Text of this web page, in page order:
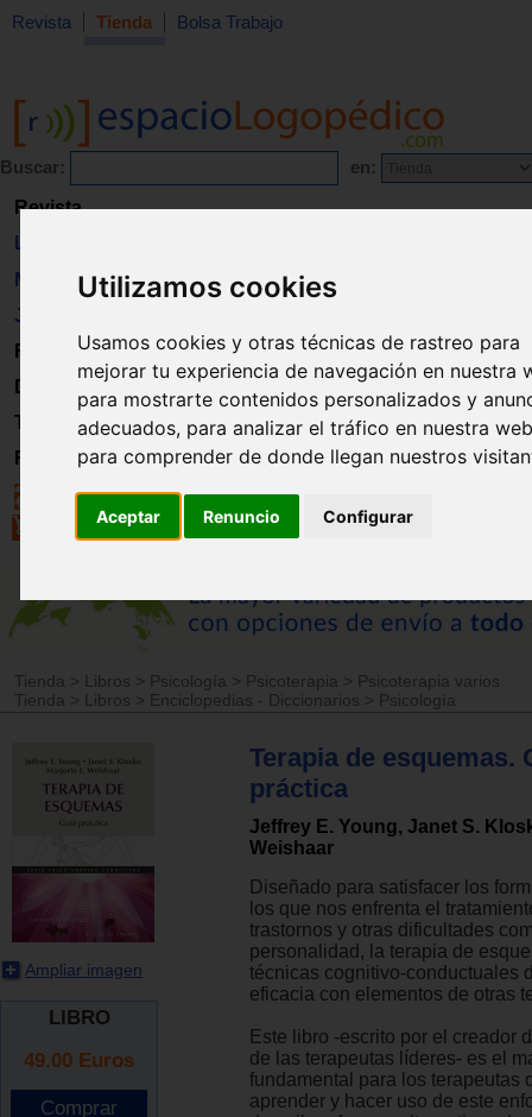
Utilizamos cookies
Usamos cookies y otras técnicas de rastreo para
mejorar tu experiencia de navegación en nuestra
para mostrarte contenidos personalizados y
adecuados, para analizar el tráfico en nuestra
para comprender de donde llegan nuestros
Aceptar Renuncio Configurar
Revista Tienda Bolsa Trabajo
Buscar: en:
Revista
Libros
Material
Juguetes
Formación
Directorio
Trabajo
Registro
Tienda > Libros > Psicología > Psicoterapia > Psicoterapia varios
Tienda
> Libros > Enciclopedias - Diccionarios > Psicología
Ampliar imagen
LIBRO
49.00 Euros
Terapia de esquemas.
práctica
Jeffrey E. Young, Janet S.
Weishaar
Diseñado para satisfacer los
los que nos enfrenta el
trastornos y otras dificultades
personalidad, la terapia de
técnicas cognitivo-conductuales
eficacia con elementos de otras
Este libro -escrito por el creador
de las terapeutas líderes- es el
fundamental para los terapeutas
aprender y hacer uso de este